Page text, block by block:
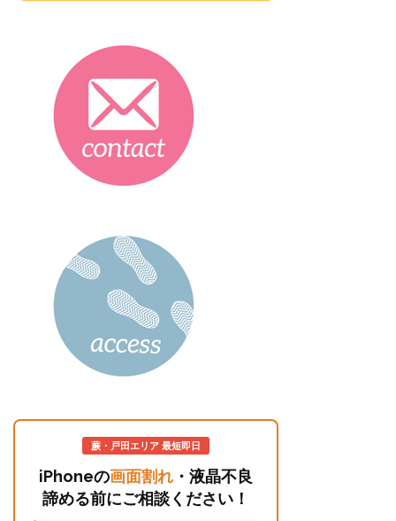
蕨・戸田エリア 最短即日
iPhoneの画面割れ ・液晶不良
諦める前にご相談ください！